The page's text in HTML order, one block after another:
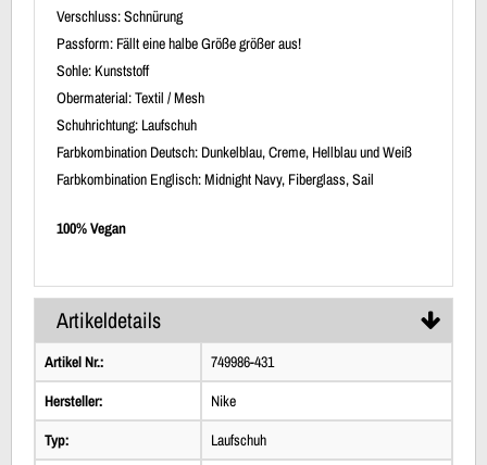
Verschluss: Schnürung
Passform: Fällt eine halbe Größe größer aus!
Sohle: Kunststoff
Obermaterial: Textil / Mesh
Schuhrichtung: Laufschuh
Farbkombination Deutsch: Dunkelblau, Creme, Hellblau und Weiß
Farbkombination Englisch: Midnight Navy, Fiberglass, Sail
100% Vegan
Artikeldetails
Artikel Nr.:
749986-431
Hersteller:
Nike
Typ:
Laufschuh